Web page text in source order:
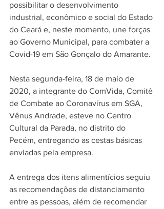
possibilitar o desenvolvimento
industrial, econômico e social do Estado
do Ceará e, neste momento, une forças
ao Governo Municipal, para combater a
Covid-19 em São Gonçalo do Amarante.
Nesta segunda-feira, 18 de maio de
2020, a integrante do ComVida, Comitê
de Combate ao Coronavírus em SGA,
Vênus Andrade, esteve no Centro
Cultural da Parada, no distrito do
Pecém, entregando as cestas básicas
enviadas pela empresa.
A entrega dos itens alimentícios seguiu
as recomendações de distanciamento
entre as pessoas, além de recomendar